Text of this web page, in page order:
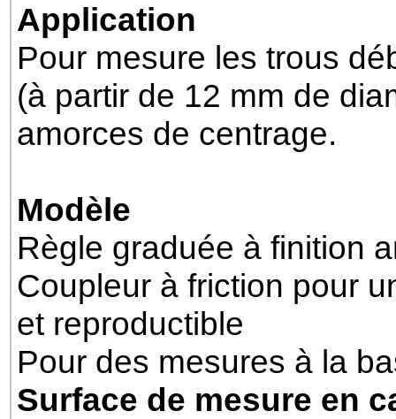
Application
Pour mesure les trous
(à partir de 12 mm de
amorces de centrage.
Modèle
Règle graduée à finition
Coupleur à friction pour
et reproductible
Pour des mesures à la
Surface de mesure en